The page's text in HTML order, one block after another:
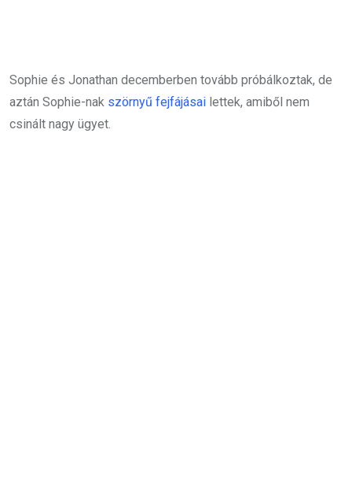
Sophie és Jonathan decemberben tovább próbálkoztak, de
aztán Sophie-nak szörnyű fejfájásai lettek, amiből nem
csinált nagy ügyet.